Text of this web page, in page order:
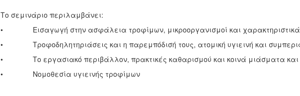
Το σεμινάριο περιλαμβάνει:
• Εισαγωγή στην ασφάλεια τροφίμων, μικροοργανισμοί και
• Τροφοδηλητηριάσεις και η παρεμπόδισή τους, ατομική υγιεινή και
• Το εργασιακό περιβάλλον, πρακτικές καθαρισμού και κοινά μιάσματα και
• Νομοθεσία υγιεινής τροφίμων